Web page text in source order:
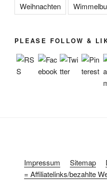
Weihnachten
PLEASE FOLLOW &
Impressum Sitemap
= Affiliatelinks/bezahlte